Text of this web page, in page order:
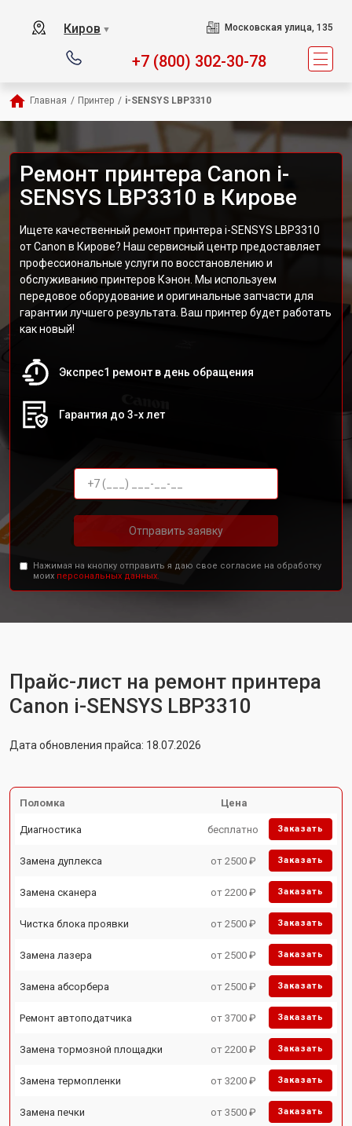
Киров ▼ Московская улица, 135
+7 (800) 302-30-78
Главная / Принтер / i-SENSYS LBP3310
Ремонт принтера Canon i-
SENSYS LBP3310 в Кирове
Ищете качественный ремонт принтера i-SENSYS LBP3310
от Canon в Кирове? Наш сервисный центр предоставляет
профессиональные услуги по восстановлению и
обслуживанию принтеров Кэнон. Мы используем
передовое оборудование и оригинальные запчасти для
гарантии лучшего результата. Ваш принтер будет работать
как новый!
Экспрес1 ремонт в день обращения
Гарантия до 3-х лет
Отправить заявку
Нажимая на кнопку отправить я даю свое согласие на обработку
моих персональных данных.
Прайс-лист на ремонт принтера
Canon i-SENSYS LBP3310
Дата обновления прайса: 18.07.2026
Поломка Цена
Диагностика бесплатно Заказать
Замена дуплекса от 2500 ₽ Заказать
Замена сканера от 2200 ₽ Заказать
Чистка блока проявки от 2500 ₽ Заказать
Замена лазера от 2500 ₽ Заказать
Замена абсорбера от 2500 ₽ Заказать
Ремонт автоподатчика от 3700 ₽ Заказать
Замена тормозной площадки от 2200 ₽ Заказать
Замена термопленки от 3200 ₽ Заказать
Замена печки от 3500 ₽ Заказать